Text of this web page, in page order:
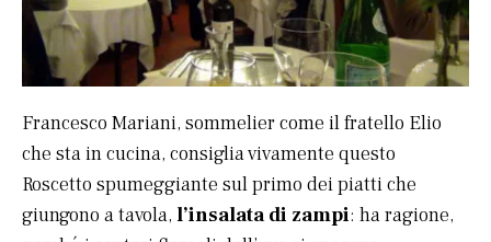
Francesco Mariani, sommelier come il fratello Elio
che sta in cucina, consiglia vivamente questo
Roscetto spumeggiante sul primo dei piatti che
giungono a tavola, l’insalata di zampi: ha ragione,